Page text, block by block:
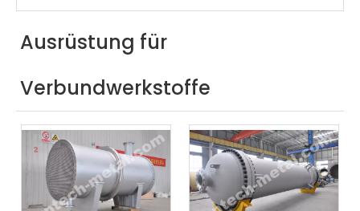
Zusammenfassung zum Jahresende von Suntech Equipment und
2024-08-28
Ausrüstung für
Verbundwerkstoffe